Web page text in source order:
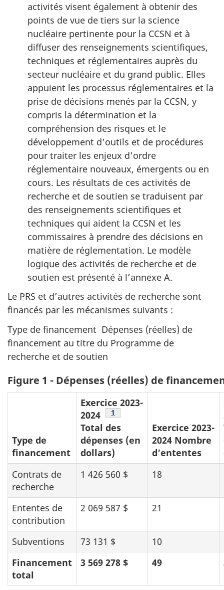
activités visent également à obtenir des
points de vue de tiers sur la science
nucléaire pertinente pour la CCSN et à
diffuser des renseignements scientifiques,
techniques et réglementaires auprès du
secteur nucléaire et du grand public. Elles
appuient les processus réglementaires et la
prise de décisions menés par la CCSN, y
compris la détermination et la
compréhension des risques et le
développement d’outils et de procédures
pour traiter les enjeux d’ordre
réglementaire nouveaux, émergents ou en
cours. Les résultats de ces activités de
recherche et de soutien se traduisent par
des renseignements scientifiques et
techniques qui aident la CCSN et les
commissaires à prendre des décisions en
matière de réglementation. Le modèle
logique des activités de recherche et de
soutien est présenté à l’annexe A.
Le PRS et d’autres activités de recherche sont
financés par les mécanismes suivants :
Type de financement Dépenses (réelles) de
financement au titre du Programme de
recherche et de soutien
Figure 1 - Dépenses (réelles) de
Type de
financement
Exercice 2023-
2024
Note de bas de page
1
Total des
dépenses (en
dollars)
Exercice 2023-
2024 Nombre
d’ententes
Contrats de
recherche
1 426 560 $ 18
Ententes de
contribution
2 069 587 $ 21
Subventions 73 131 $ 10
Financement
total
3 569 278 $ 49